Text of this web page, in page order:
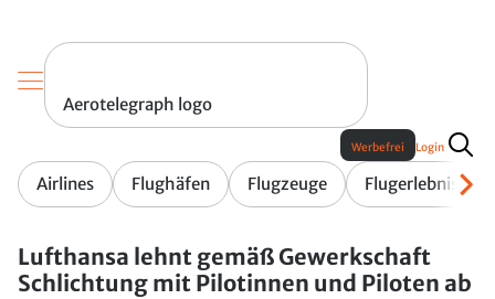
Aerotelegraph logo
Airlines Flughäfen Flugzeuge Flugerlebnis
Werbefrei Login
Lufthansa lehnt gemäß Gewerkschaft
Schlichtung mit Pilotinnen und Piloten ab